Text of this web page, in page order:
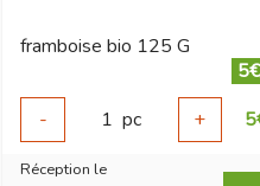
framboise bio 125 G
-
1 pc + 5
Réception le